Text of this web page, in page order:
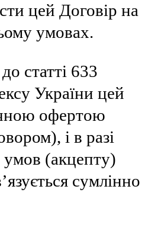
цей Договір на
умовах.
статті 633
України цей
офертою
і в разі
(акцепту)
сумлінно